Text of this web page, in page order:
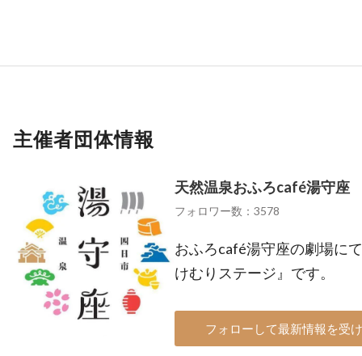
主催者団体情報
天然温泉おふろcafé湯守座
フォロワー数：3578
おふろcafé湯守座の劇場に
けむりステージ』です。
フォローして最新情報を受